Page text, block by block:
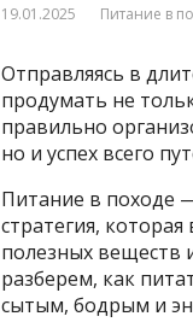
19.01.2025 Питание в
Отправляясь в
продумать не
правильно
но и успех всего
Питание в походе
стратегия,
полезных веществ
разберем, как
сытым, бодрым и